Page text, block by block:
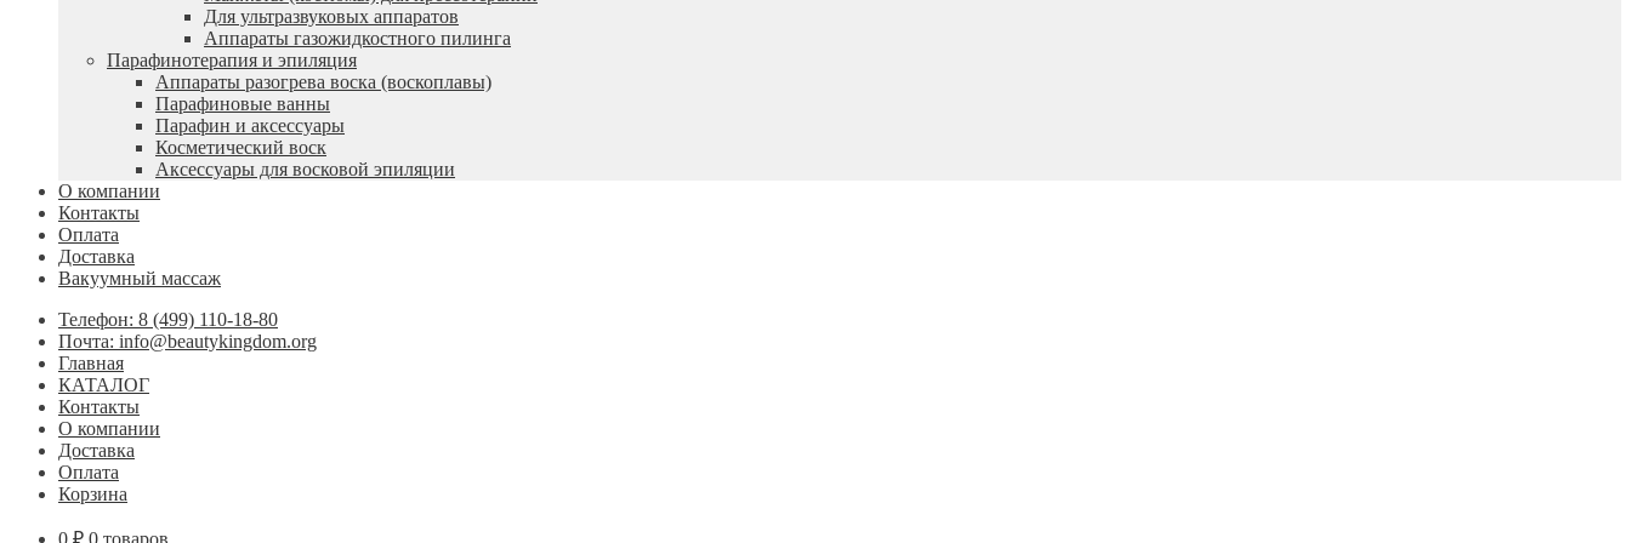
Для ультразвуковых аппаратов
Аппараты газожидкостного пилинга
Парафинотерапия и эпиляция
Аппараты разогрева воска (воскоплавы)
Парафиновые ванны
Парафин и аксессуары
Косметический воск
Аксессуары для восковой эпиляции
О компании
Контакты
Оплата
Доставка
Вакуумный массаж
Телефон: 8 (499) 110-18-80
Почта: info@beautykingdom.org
Главная
КАТАЛОГ
Контакты
О компании
Доставка
Оплата
Корзина
0 ₽ 0 товаров